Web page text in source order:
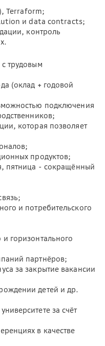
Terraform;
и data contracts;
контроль
трудовым
(оклад + годовой
подключения
которая позволяет
продуктов;
пятница - сокращённый
и потребительского
горизонтального
партнёров;
за закрытие вакансии
детей и др.
за счёт
в качестве